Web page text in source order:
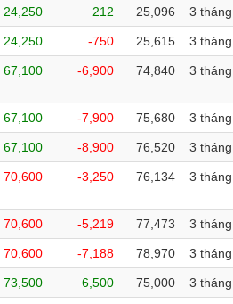
24,250 212 25,096 3 tháng
24,250 -750 25,615 3 tháng
67,100 -6,900 74,840 3 tháng
67,100 -7,900 75,680 3 tháng
67,100 -8,900 76,520 3 tháng
70,600 -3,250 76,134 3 tháng
70,600 -5,219 77,473 3 tháng
70,600 -7,188 78,970 3 tháng
73,500 6,500 75,000 3 tháng